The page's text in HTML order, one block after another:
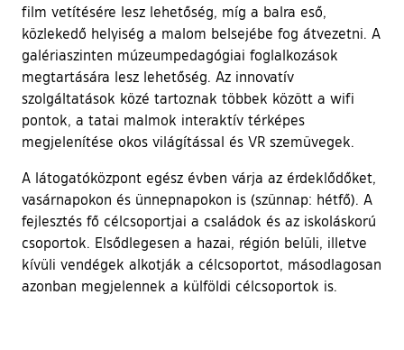
film vetítésére lesz lehetőség, míg a balra eső,
közlekedő helyiség a malom belsejébe fog átvezetni. A
galériaszinten múzeumpedagógiai foglalkozások
megtartására lesz lehetőség. Az innovatív
szolgáltatások közé tartoznak többek között a wifi
pontok, a tatai malmok interaktív térképes
megjelenítése okos világítással és VR szemüvegek.
A látogatóközpont egész évben várja az érdeklődőket,
vasárnapokon és ünnepnapokon is (szünnap: hétfő). A
fejlesztés fő célcsoportjai a családok és az iskoláskorú
csoportok. Elsődlegesen a hazai, régión belüli, illetve
kívüli vendégek alkotják a célcsoportot, másodlagosan
azonban megjelennek a külföldi célcsoportok is.